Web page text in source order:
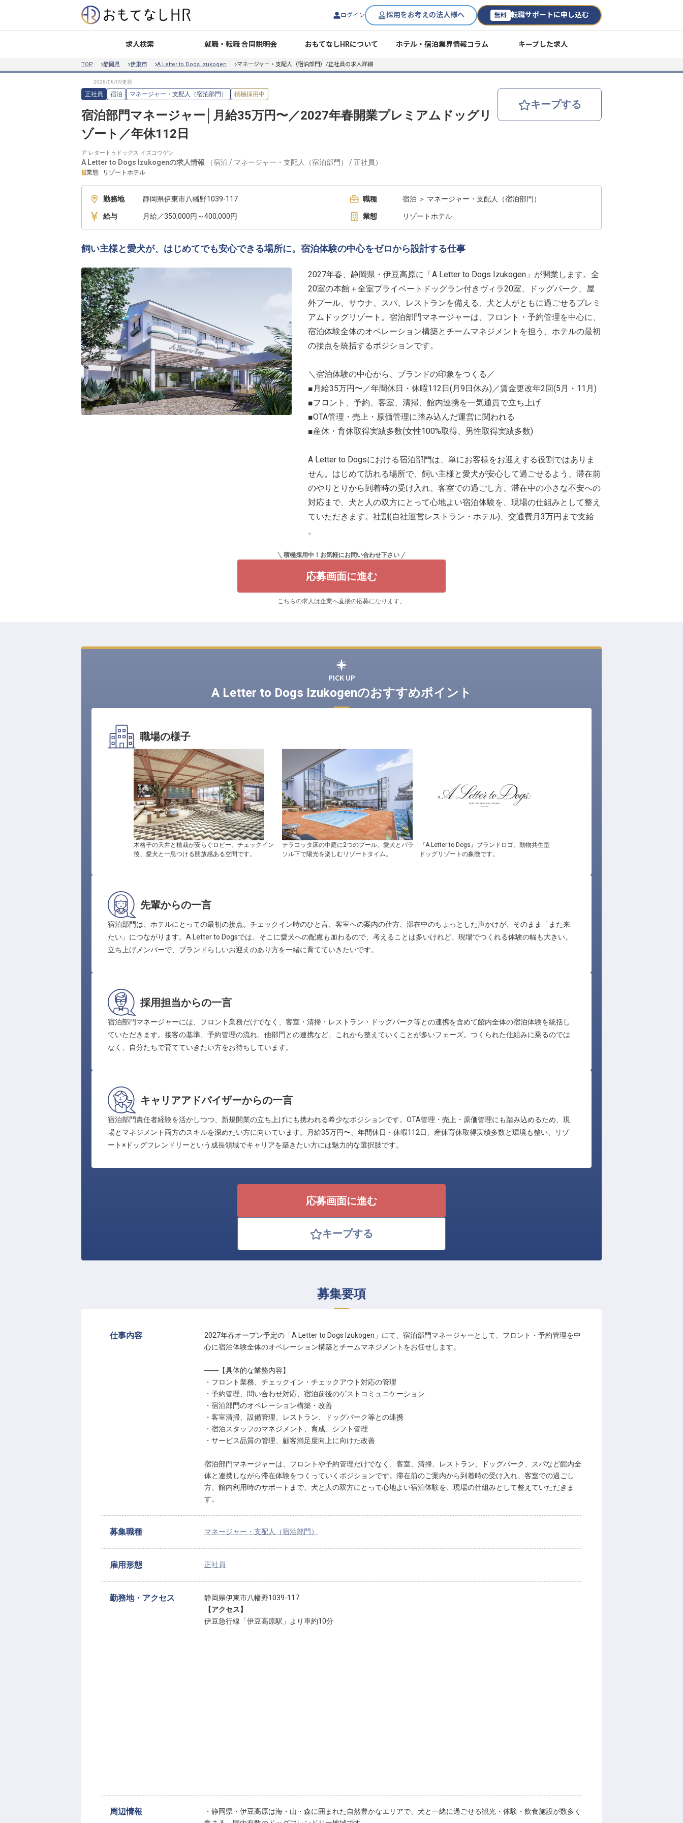
ログイン 採用をお考えの法人様へ 無料 転職サポートに申し込む
求人検索 就職・転職 合同説明会 おもてなしHRについて ホテル・宿泊業界情報コラム キープした求人
TOP 静岡県 伊東市 A Letter to Dogs Izukogen マネージャー・支配人（宿泊部門）/正社員の求人詳細
キープする
正社員 宿泊 マネージャー・支配人（宿泊部門） 積極採用中
宿泊部門マネージャー│月給35万円〜／2027年春開業プレミアムドッグリ
ゾート／年休112日
ア レタートゥドッグス イズコウゲン
A Letter to Dogs Izukogenの求人情報 （宿泊 / マネージャー・支配人（宿泊部門） / 正社員 ）
業態 リゾートホテル
勤務地 静岡県伊東市八幡野1039-117 職種 宿泊 ＞ マネージャー・支配人（宿泊部門）
給与 月給／350,000円～400,000円 業態 リゾートホテル
飼い主様と愛犬が、はじめてでも安心できる場所に。宿泊体験の中心をゼロから設計する仕事
2027年春、静岡県・伊豆高原に「A Letter to Dogs Izukogen」が開業します。全
20室の本館＋全室プライベートドッグラン付きヴィラ20室、ドッグパーク、屋
外プール、サウナ、スパ、レストランを備える、犬と人がともに過ごせるプレミ
アムドッグリゾート。宿泊部門マネージャーは、フロント・予約管理を中心に、
宿泊体験全体のオペレーション構築とチームマネジメントを担う、ホテルの最初
の接点を統括するポジションです。
＼宿泊体験の中心から、ブランドの印象をつくる／
■月給35万円〜／年間休日・休暇112日(月9日休み)／賃金更改年2回(5月・11月)
■フロント、予約、客室、清掃、館内連携を一気通貫で立ち上げ
■OTA管理・売上・原価管理に踏み込んだ運営に関われる
■産休・育休取得実績多数(女性100%取得、男性取得実績多数)
A Letter to Dogsにおける宿泊部門は、単にお客様をお迎えする役割ではありま
せん。はじめて訪れる場所で、飼い主様と愛犬が安心して過ごせるよう、滞在前
のやりとりから到着時の受け入れ、客室での過ごし方、滞在中の小さな不安への
対応まで、犬と人の双方にとって心地よい宿泊体験を、現場の仕組みとして整え
ていただきます。社割(自社運営レストラン・ホテル)、交通費月3万円まで支給
。
積極採用中！お気軽にお問い合わせ下さい
応募画面に進む
こちらの求人は企業へ直接の応募になります。
PICK UP
A Letter to Dogs Izukogenのおすすめポイント
職場の様子
木格子の天井と植栽が安らぐロビー。チェックイン
後、愛犬と一息つける開放感ある空間です。
テラコッタ床の中庭に2つのプール。愛犬とパラ
ソル下で陽光を楽しむリゾートタイム。
『A Letter to Dogs』ブランドロゴ。動物共生型
ドッグリゾートの象徴です。
先輩からの一言
宿泊部門は、ホテルにとっての最初の接点。チェックイン時のひと言、客室への案内の仕方、滞在中のちょっとした声かけが、そのまま「また来
たい」につながります。A Letter to Dogsでは、そこに愛犬への配慮も加わるので、考えることは多いけれど、現場でつくれる体験の幅も大きい。
立ち上げメンバーで、ブランドらしいお迎えのあり方を一緒に育てていきたいです。
採用担当からの一言
宿泊部門マネージャーには、フロント業務だけでなく、客室・清掃・レストラン・ドッグパーク等との連携を含めて館内全体の宿泊体験を統括し
ていただきます。接客の基準、予約管理の流れ、他部門との連携など、これから整えていくことが多いフェーズ。つくられた仕組みに乗るのでは
なく、自分たちで育てていきたい方をお待ちしています。
キャリアアドバイザーからの一言
宿泊部門責任者経験を活かしつつ、新規開業の立ち上げにも携われる希少なポジションです。OTA管理・売上・原価管理にも踏み込めるため、現
場とマネジメント両方のスキルを深めたい方に向いています。月給35万円〜、年間休日・休暇112日、産休育休取得実績多数と環境も整い、リゾ
ート×ドッグフレンドリーという成長領域でキャリアを築きたい方には魅力的な選択肢です。
応募画面に進む
キープする
募集要項
仕事内容
2027年春オープン予定の「A Letter to Dogs Izukogen」にて、宿泊部門マネージャーとして、フロント・予約管理を中
心に宿泊体験全体のオペレーション構築とチームマネジメントをお任せします。
――【具体的な業務内容】
・フロント業務、チェックイン・チェックアウト対応の管理
・予約管理、問い合わせ対応、宿泊前後のゲストコミュニケーション
・宿泊部門のオペレーション構築・改善
・客室清掃、設備管理、レストラン、ドッグパーク等との連携
・宿泊スタッフのマネジメント、育成、シフト管理
・サービス品質の管理、顧客満足度向上に向けた改善
宿泊部門マネージャーは、フロントや予約管理だけでなく、客室、清掃、レストラン、ドッグパーク、スパなど館内全
体と連携しながら滞在体験をつくっていくポジションです。滞在前のご案内から到着時の受け入れ、客室での過ごし
方、館内利用時のサポートまで、犬と人の双方にとって心地よい宿泊体験を、現場の仕組みとして整えていただきま
す。
募集職種 マネージャー・支配人（宿泊部門）
雇用形態 正社員
勤務地・アクセス
静岡県伊東市八幡野1039-117
【アクセス】
伊豆急行線「伊豆高原駅」より車約10分
周辺情報
・静岡県・伊豆高原は海・山・森に囲まれた自然豊かなエリアで、犬と一緒に過ごせる観光・体験・飲食施設が数多く